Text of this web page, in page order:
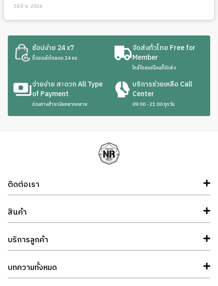
18 มิ.ย. 2026
ช้อปง่าย 24 x7
ซื้อของได้ตลอด 24 ชม.
จัดส่งทั่วไทย Free for
Member
ใกล้ไกลแค่ไหนก็จัดส่ง
จ่ายง่าย สะดวก All Type
of Payment
ช่องทางชำระเงินหลากหลาย
บริการช่วยเหลือ Call
Center
09:00 - 21:00 ทุกวัน
ติดต่อเรา
สินค้า
บริการลูกค้า
บทความทั้งหมด